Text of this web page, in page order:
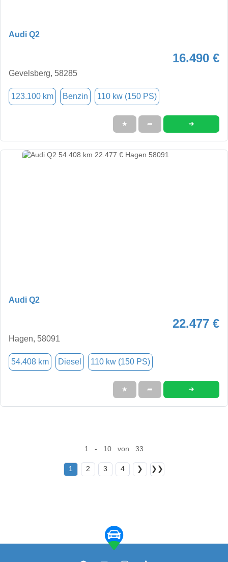
Audi Q2
16.490 €
Gevelsberg, 58285
123.100 km Benzin 110 kw (150 PS)
★ ➦ ➜
Audi Q2
22.477 €
Hagen, 58091
54.408 km Diesel 110 kw (150 PS)
★ ➦ ➜
1 - 10 von 33
1 2 3 4 ❯ ❯❯